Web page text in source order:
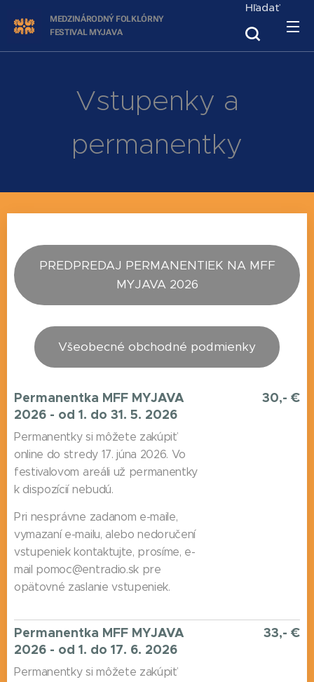
MEDZINÁRODNÝ FOLKLÓRNY
FESTIVAL MYJAVA
Hľadať
Vstupenky a
permanentky
PREDPREDAJ PERMANENTIEK NA MFF
MYJAVA 2026
Všeobecné obchodné podmienky
Permanentka MFF MYJAVA
2026 - od 1. do 31. 5. 2026
Permanentky si môžete zakúpiť
online do stredy 17. júna 2026. Vo
festivalovom areáli už permanentky
k dispozícií nebudú.
Pri nesprávne zadanom e-maile,
vymazaní e-mailu, alebo nedoručení
vstupeniek kontaktujte, prosíme, e-
mail pomoc@entradio.sk pre
opätovné zaslanie vstupeniek.
30,- €
Permanentka MFF MYJAVA
2026 - od 1. do 17. 6. 2026
Permanentky si môžete zakúpiť
33,- €